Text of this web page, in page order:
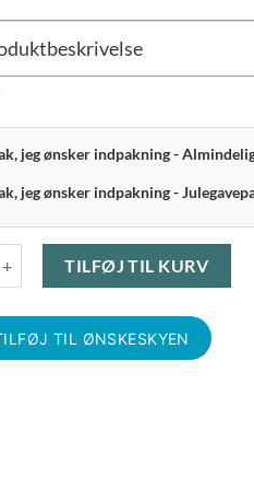
jeg ønsker indpakning -
jeg ønsker indpakning -
TILFØJ TIL KURV
TIL ØNSKESKYEN